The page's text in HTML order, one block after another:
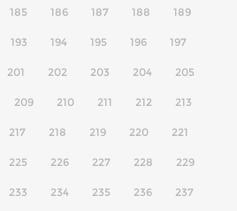
185 186 187 188 189
193 194 195 196 197
201 202 203 204 205
209 210 211 212 213
217 218 219 220 221
225 226 227 228 229
233 234 235 236 237